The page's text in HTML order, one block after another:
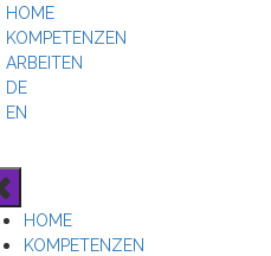
HOME
KOMPETENZEN
ARBEITEN
DE
EN
HOME
KOMPETENZEN